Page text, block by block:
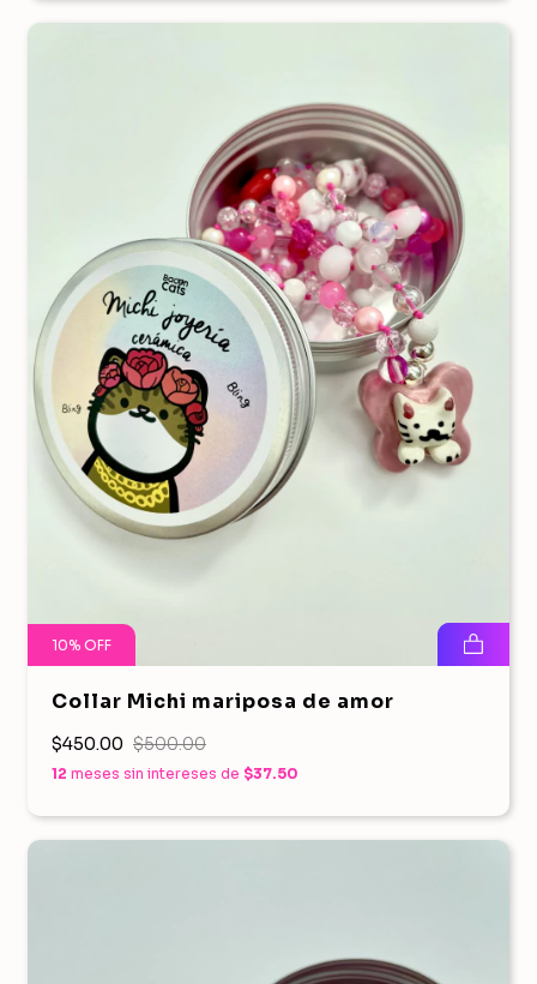
10% OFF
Collar Michi mariposa de amor
$450.00 $500.00
12 meses sin intereses de $37.50